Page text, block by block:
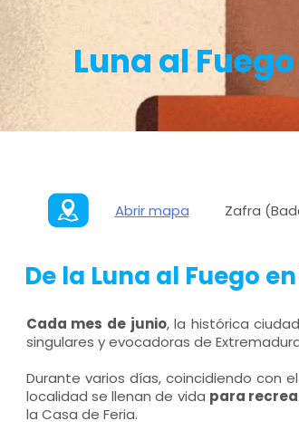
Luna al
Abrir mapa Zafra
De la Luna al Fuego
Cada mes de junio, la histórica
singulares y evocadoras de
Durante varios días, coincidiendo con
localidad se llenan de vida para
la Casa de Feria.